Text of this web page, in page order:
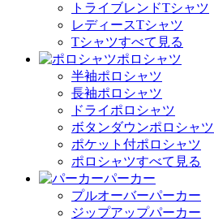
トライブレンドTシャツ
レディースTシャツ
Tシャツすべて見る
ポロシャツ
半袖ポロシャツ
長袖ポロシャツ
ドライポロシャツ
ボタンダウンポロシャツ
ポケット付ポロシャツ
ポロシャツすべて見る
パーカー
プルオーバーパーカー
ジップアップパーカー